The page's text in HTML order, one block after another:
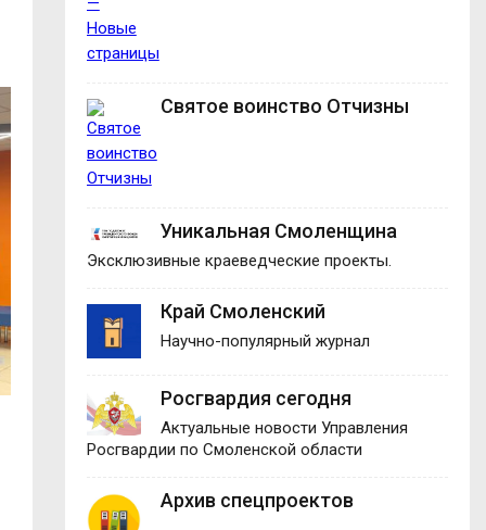
Святое воинство Отчизны
Уникальная Смоленщина
Эксклюзивные краеведческие проекты.
Край Смоленский
Научно-популярный журнал
Росгвардия сегодня
Актуальные новости Управления
Росгвардии по Смоленской области
Архив спецпроектов